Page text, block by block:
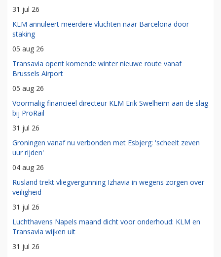
31 jul 26
KLM annuleert meerdere vluchten naar Barcelona door
staking
05 aug 26
Transavia opent komende winter nieuwe route vanaf
Brussels Airport
05 aug 26
Voormalig financieel directeur KLM Erik Swelheim aan de slag
bij ProRail
31 jul 26
Groningen vanaf nu verbonden met Esbjerg: 'scheelt zeven
uur rijden'
04 aug 26
Rusland trekt vliegvergunning Izhavia in wegens zorgen over
veiligheid
31 jul 26
Luchthavens Napels maand dicht voor onderhoud: KLM en
Transavia wijken uit
31 jul 26